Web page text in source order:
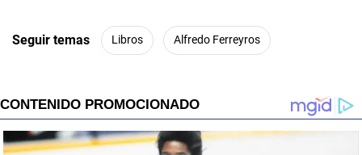
Seguir temas Libros Alfredo Ferreyros